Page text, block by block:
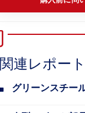
関連レポート
グリーンスチー